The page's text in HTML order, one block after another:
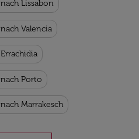
Lissabon
Valencia
Porto
Marrakesch